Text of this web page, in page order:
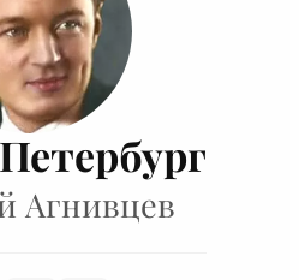
Агнивцев